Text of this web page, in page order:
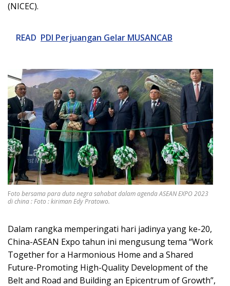
(NICEC).
READ PDI Perjuangan Gelar MUSANCAB
Foto bersama para duta negra sahabat dalam agenda ASEAN EXPO 2023
di china : Foto : kiriman Edy Pratowo.
Dalam rangka memperingati hari jadinya yang ke-20,
China-ASEAN Expo tahun ini mengusung tema “Work
Together for a Harmonious Home and a Shared
Future-Promoting High-Quality Development of the
Belt and Road and Building an Epicentrum of Growth”,